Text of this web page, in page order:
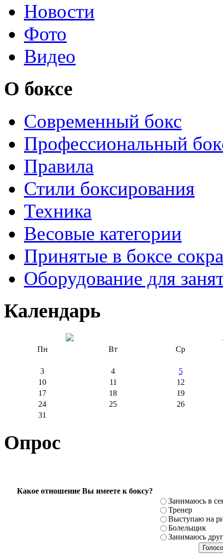
Новости
Фото
Видео
О боксе
Современный бокс
Профессиональный
Правила
Стили боксирования
Техника
Весовые категории
Принятые в боксе
Оборудование для
Календарь
Пн
Вт Ср
3 4
5
10
11
12
17
18
19
24
25
26
31
Опрос
Какое отношение Вы имеете к боксу?
Занимаюсь в
Тренер
Выступаю на
Болельщик
Занимаюсь